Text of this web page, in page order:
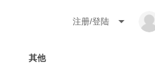
注册/登陆 arrow_drop_down
其他